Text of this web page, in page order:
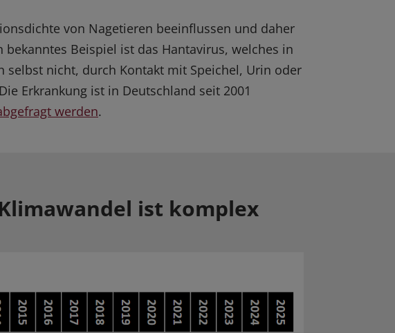
von Nagetieren beeinflussen und daher
Beispiel ist das Hantavirus, welches in
selbst nicht, durch Kontakt mit Speichel, Urin oder
Erkrankung ist in Deutschland seit 2001
werden.
ist komplex